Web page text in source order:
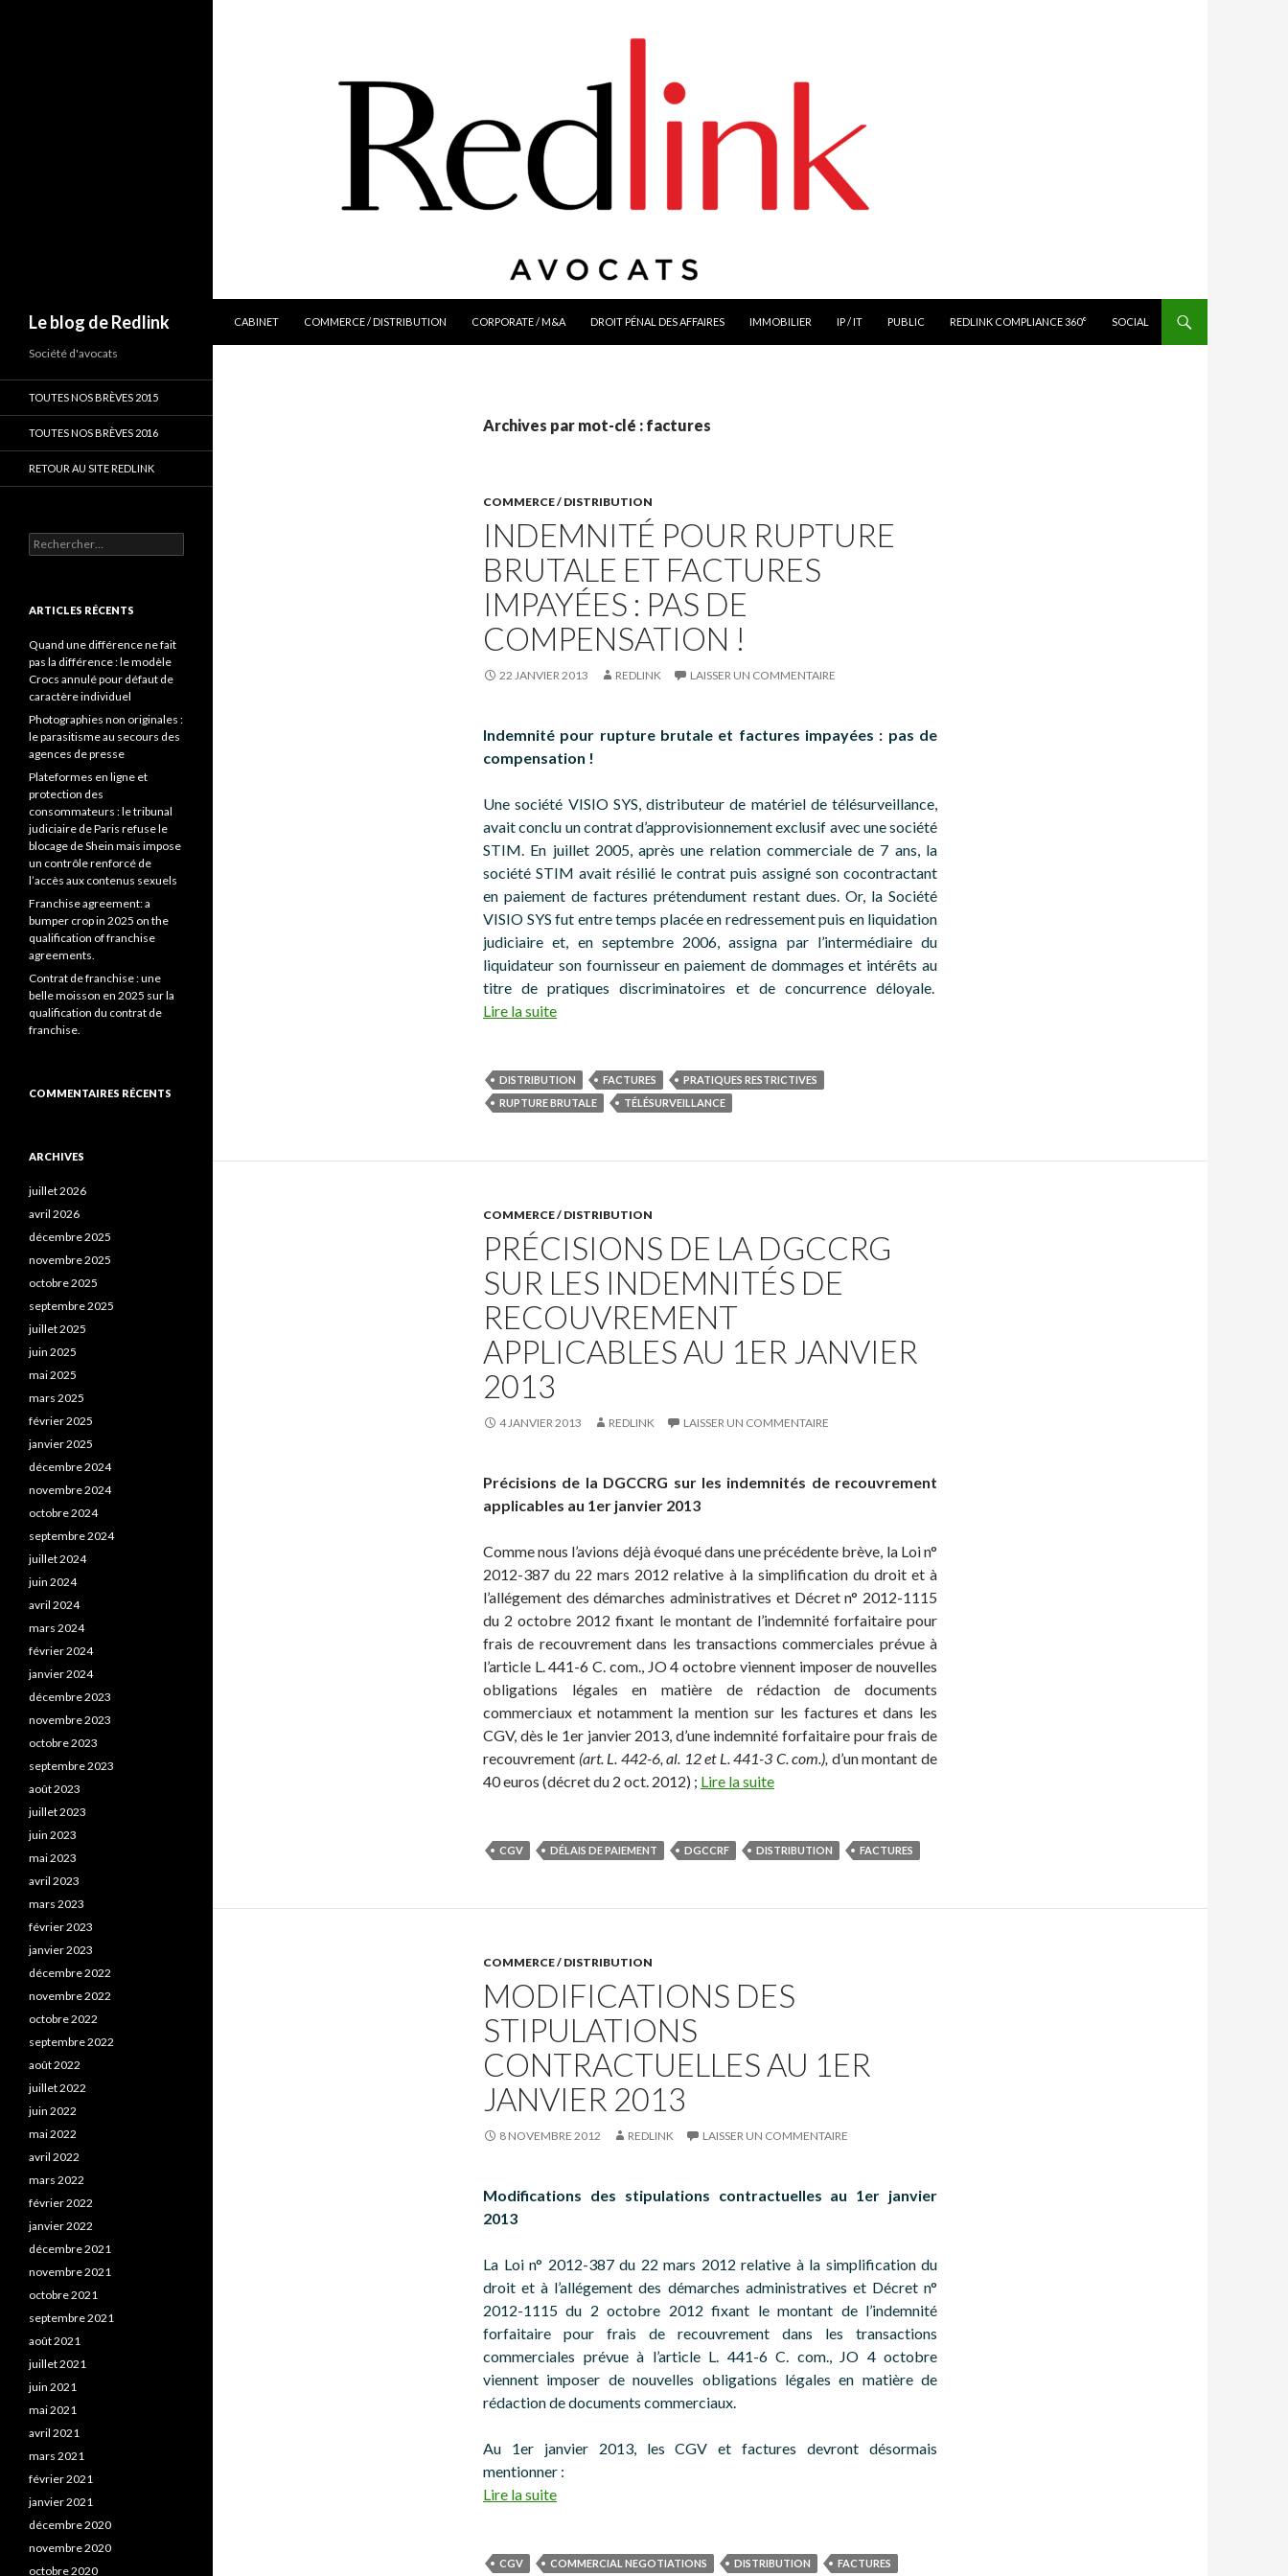
Le blog de Redlink
CABINET
COMMERCE / DISTRIBUTION CORPORATE / M&A DROIT PÉNAL DES AFFAIRES IMMOBILIER IP / IT PUBLIC REDLINK COMPLIANCE 360° SOCIAL
Archives par mot-clé : factures
COMMERCE / DISTRIBUTION
INDEMNITÉ POUR RUPTURE
BRUTALE ET FACTURES
IMPAYÉES : PAS DE
COMPENSATION !
22 JANVIER 2013 REDLINK LAISSER UN COMMENTAIRE
Indemnité pour rupture brutale et factures impayées : pas de
compensation !
Une société VISIO SYS, distributeur de matériel de télésurveillance,
avait conclu un contrat d’approvisionnement exclusif avec une société
STIM. En juillet 2005, après une relation commerciale de 7 ans, la
société STIM avait résilié le contrat puis assigné son cocontractant
en paiement de factures prétendument restant dues. Or, la Société
VISIO SYS fut entre temps placée en redressement puis en liquidation
judiciaire et, en septembre 2006, assigna par l’intermédiaire du
liquidateur son fournisseur en paiement de dommages et intérêts au
titre de pratiques discriminatoires et de concurrence déloyale.
Lire la suite
DISTRIBUTION FACTURES
PRATIQUES RESTRICTIVES
RUPTURE BRUTALE
TÉLÉSURVEILLANCE
COMMERCE / DISTRIBUTION
PRÉCISIONS DE LA DGCCRG
SUR LES INDEMNITÉS DE
RECOUVREMENT
APPLICABLES AU 1ER JANVIER
2013
4 JANVIER 2013 REDLINK LAISSER UN COMMENTAIRE
Précisions de la DGCCRG sur les indemnités de recouvrement
applicables au 1er janvier 2013
Comme nous l’avions déjà évoqué dans une précédente brève, la Loi n°
2012-387 du 22 mars 2012 relative à la simplification du droit et à
l’allégement des démarches administratives et Décret n° 2012-1115
du 2 octobre 2012 fixant le montant de l’indemnité forfaitaire pour
frais de recouvrement dans les transactions commerciales prévue à
l’article L. 441-6 C. com., JO 4 octobre viennent imposer de nouvelles
obligations légales en matière de rédaction de documents
commerciaux et notamment la mention sur les factures et dans les
CGV, dès le 1er janvier 2013, d’une indemnité forfaitaire pour frais de
recouvrement (art. L. 442-6, al. 12 et L. 441-3 C. com.), d’un montant de
40 euros (décret du 2 oct. 2012) ; Lire la suite
CGV DÉLAIS DE PAIEMENT DGCCRF DISTRIBUTION FACTURES
COMMERCE / DISTRIBUTION
MODIFICATIONS DES
STIPULATIONS
CONTRACTUELLES AU 1ER
JANVIER 2013
8 NOVEMBRE 2012 REDLINK LAISSER UN COMMENTAIRE
Modifications des stipulations contractuelles au 1er janvier
2013
La Loi n° 2012-387 du 22 mars 2012 relative à la simplification du
droit et à l’allégement des démarches administratives et Décret n°
2012-1115 du 2 octobre 2012 fixant le montant de l’indemnité
forfaitaire pour frais de recouvrement dans les transactions
commerciales prévue à l’article L. 441-6 C. com., JO 4 octobre
viennent imposer de nouvelles obligations légales en matière de
rédaction de documents commerciaux.
Au 1er janvier 2013, les CGV et factures devront désormais
mentionner :
Lire la suite
CGV COMMERCIAL NEGOTIATIONS DISTRIBUTION
FACTURES
Société d'avocats
TOUTES NOS BRÈVES 2015
TOUTES NOS BRÈVES 2016
RETOUR AU SITE REDLINK
Rechercher :
ARTICLES RÉCENTS
Quand une différence ne fait
pas la différence : le modèle
Crocs annulé pour défaut de
caractère individuel
Photographies non originales :
le parasitisme au secours des
agences de presse
Plateformes en ligne et
protection des
consommateurs : le tribunal
judiciaire de Paris refuse le
blocage de Shein mais impose
un contrôle renforcé de
l’accès aux contenus sexuels
Franchise agreement: a
bumper crop in 2025 on the
qualification of franchise
agreements.
Contrat de franchise : une
belle moisson en 2025 sur la
qualification du contrat de
franchise.
COMMENTAIRES RÉCENTS
ARCHIVES
juillet 2026
avril 2026
décembre 2025
novembre 2025
octobre 2025
septembre 2025
juillet 2025
juin 2025
mai 2025
mars 2025
février 2025
janvier 2025
décembre 2024
novembre 2024
octobre 2024
septembre 2024
juillet 2024
juin 2024
avril 2024
mars 2024
février 2024
janvier 2024
décembre 2023
novembre 2023
octobre 2023
septembre 2023
août 2023
juillet 2023
juin 2023
mai 2023
avril 2023
mars 2023
février 2023
janvier 2023
décembre 2022
novembre 2022
octobre 2022
septembre 2022
août 2022
juillet 2022
juin 2022
mai 2022
avril 2022
mars 2022
février 2022
janvier 2022
décembre 2021
novembre 2021
octobre 2021
septembre 2021
août 2021
juillet 2021
juin 2021
mai 2021
avril 2021
mars 2021
février 2021
janvier 2021
décembre 2020
novembre 2020
octobre 2020